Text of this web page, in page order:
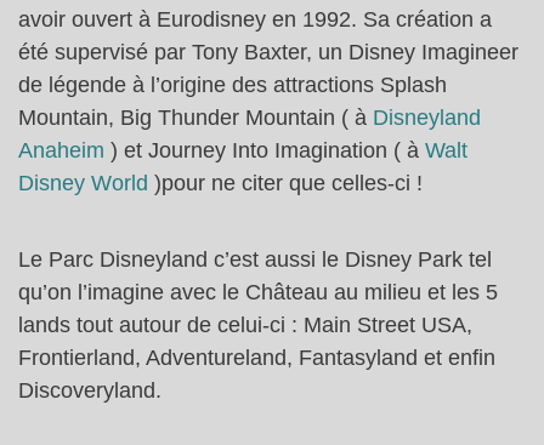
avoir ouvert à Eurodisney en 1992. Sa création a
été supervisé par Tony Baxter, un Disney Imagineer
de légende à l’origine des attractions Splash
Mountain, Big Thunder Mountain ( à Disneyland
Anaheim ) et Journey Into Imagination ( à Walt
Disney World )pour ne citer que celles-ci !
Le Parc Disneyland c’est aussi le Disney Park tel
qu’on l’imagine avec le Château au milieu et les 5
lands tout autour de celui-ci : Main Street USA,
Frontierland, Adventureland, Fantasyland et enfin
Discoveryland.